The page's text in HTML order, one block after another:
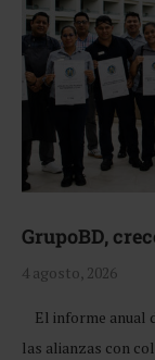
GrupoBD,
4 agosto, 2026
El informe anual
las alianzas con